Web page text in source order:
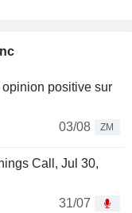
positive sur
03/08
ZM
Call, Jul 30,
31/07